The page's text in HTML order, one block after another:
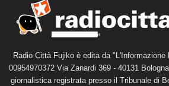
Radio Città Fujiko è edita da
00954970372 Via Zanardi 369 - 40131
giornalistica registrata presso il Tribunale di